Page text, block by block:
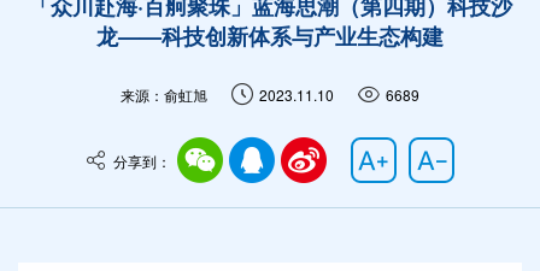
龙——科技创新体系与产业生态构建
来源：俞虹旭 2023.11.10 6689
分享到：